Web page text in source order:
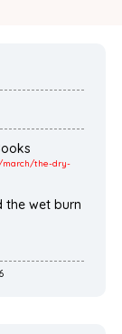
march/the-dry-
the wet burn